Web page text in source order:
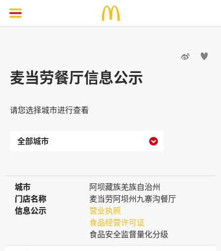
 
麦当劳餐厅信息公示
请您选择城市进行查看

城市
城市
阿坝藏族羌族自治州
门店名称
门店名称
麦当劳阿坝州九寨沟餐厅
信息公示
信息公示
营业执照
食品经营许可证
食品安全监督量化分级